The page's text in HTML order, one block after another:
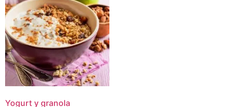
Yogurt y granola